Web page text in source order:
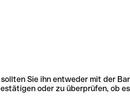
Sie ihn entweder mit der
oder zu überprüfen, ob